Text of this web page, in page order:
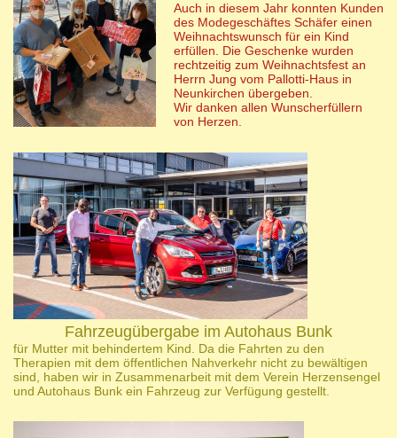
Auch in diesem Jahr konnten Kunden
des Modegeschäftes Schäfer einen
Weihnachtswunsch für ein Kind
erfüllen. Die Geschenke wurden
rechtzeitig zum Weihnachtsfest an
Herrn Jung vom Pallotti-Haus in
Neunkirchen übergeben.
Wir danken allen Wunscherfüllern
von Herzen.
Fahrzeugübergabe im Autohaus Bunk
für Mutter mit behindertem Kind. Da die Fahrten zu den
Therapien mit dem öffentlichen Nahverkehr nicht zu bewältigen
sind, haben wir in Zusammenarbeit mit dem Verein Herzensengel
und Autohaus Bunk ein Fahrzeug zur Verfügung gestellt.